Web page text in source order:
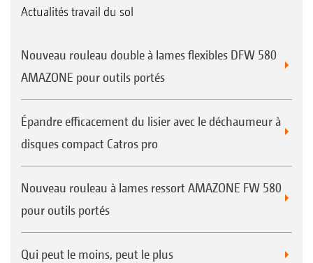
Actualités travail du sol
Nouveau rouleau double à lames flexibles DFW 580
AMAZONE pour outils portés
Épandre efficacement du lisier avec le déchaumeur à
disques compact Catros pro
Nouveau rouleau à lames ressort AMAZONE FW 580
pour outils portés
Qui peut le moins, peut le plus